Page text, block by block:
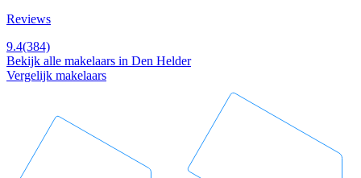
Reviews
9.4(384)
Bekijk alle makelaars in Den Helder
Vergelijk makelaars